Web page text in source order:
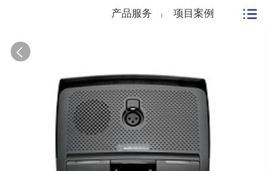
产品服务 项目案例